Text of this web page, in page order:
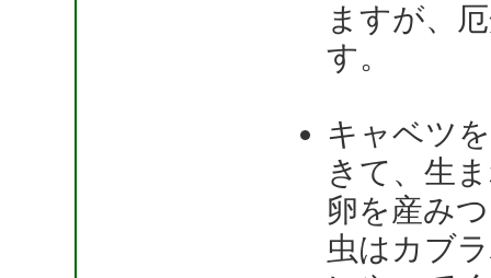
ますが、
す。
キャベツ
きて、生
卵を産み
虫はカブ